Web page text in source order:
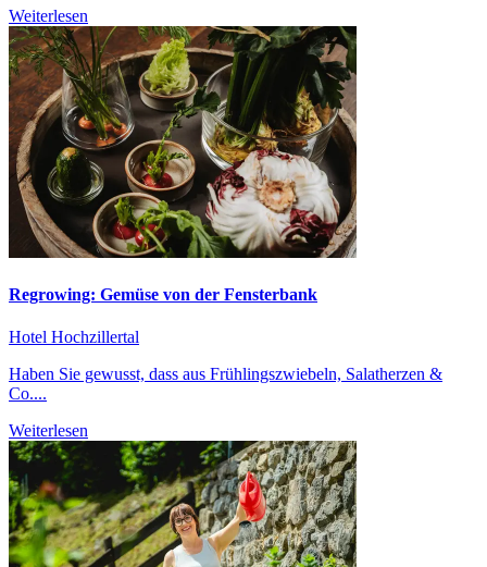
Weiterlesen
Regrowing: Gemüse von der Fensterbank
Hotel Hochzillertal
Haben Sie gewusst, dass aus Frühlingszwiebeln, Salatherzen &
Co....
Weiterlesen